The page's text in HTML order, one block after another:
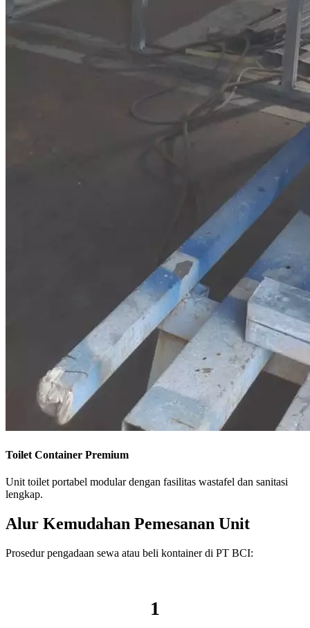
Toilet Container Premium
Unit toilet portabel modular dengan fasilitas wastafel dan sanitasi
lengkap.
Alur Kemudahan Pemesanan Unit
Prosedur pengadaan sewa atau beli kontainer di PT BCI:
1